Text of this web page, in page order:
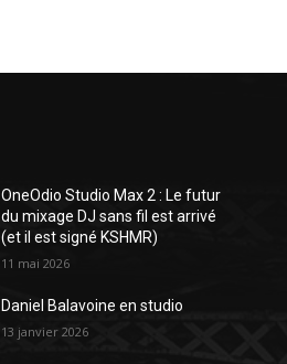
OneOdio Studio Max 2 : Le futur
du mixage DJ sans fil est arrivé
(et il est signé KSHMR)
11 mai 2026
Daniel Balavoine en studio
13 janvier 2026